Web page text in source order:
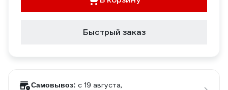
Быстрый заказ
Самовывоз: c 19 августа,